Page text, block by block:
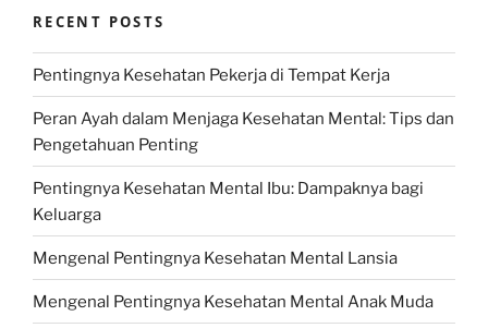
RECENT POSTS
Pentingnya Kesehatan Pekerja di Tempat Kerja
Peran Ayah dalam Menjaga Kesehatan Mental: Tips dan
Pengetahuan Penting
Pentingnya Kesehatan Mental Ibu: Dampaknya bagi
Keluarga
Mengenal Pentingnya Kesehatan Mental Lansia
Mengenal Pentingnya Kesehatan Mental Anak Muda